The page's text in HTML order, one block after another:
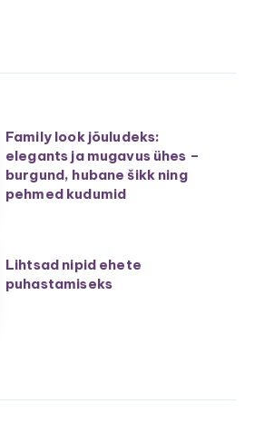
Family look jõuludeks:
elegants ja mugavus ühes –
burgund, hubane šikk ning
pehmed kudumid
Lihtsad nipid ehete
puhastamiseks